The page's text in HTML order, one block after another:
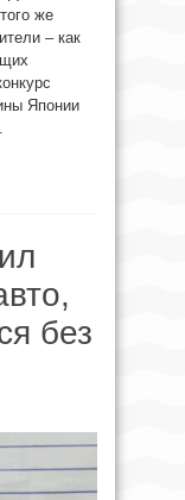
же
– как
Японии
без